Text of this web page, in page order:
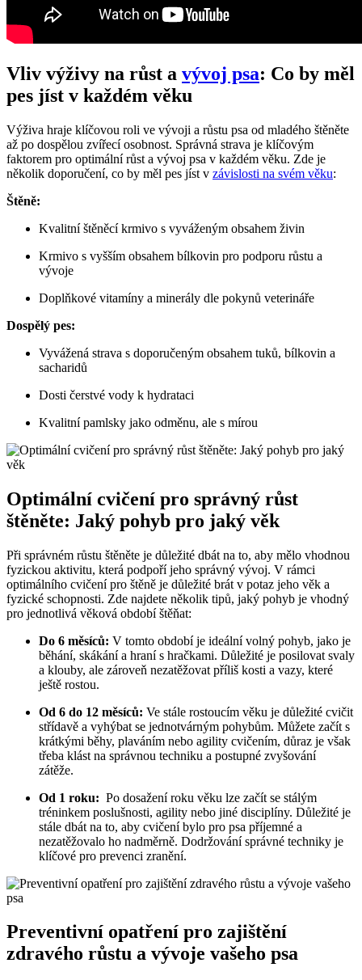
Vliv výživy na růst a ⁣ vývoj psa: Co by⁤ měl
pes jíst v ‌každém věku
Výživa hraje klíčovou⁢ roli ve ​vývoji a ⁢růstu psa od mladého štěněte
‍až ⁤po ‍dospělou zvířecí osobnost. Správná⁣ strava je ⁢klíčovým
faktorem pro optimální růst a vývoj psa v každém ⁣věku.⁢ Zde je
několik doporučení, co by‍ měl pes jíst v závislosti na svém věku:
Štěně:
Kvalitní štěněcí krmivo‍ s vyváženým‍ obsahem ‍živin
Krmivo s ‍vyšším⁤ obsahem bílkovin pro podporu ​růstu⁣ a
vývoje
Doplňkové vitamíny a minerály dle pokynů⁢ veterináře
Dospělý pes:
Vyvážená ‌strava s doporučeným ⁢obsahem tuků, bílkovin a
sacharidů
Dosti čerstvé vody k hydrataci
Kvalitní pamlsky jako odměnu, ale s mírou
Optimální cvičení pro správný růst
štěněte: Jaký pohyb pro⁤ jaký věk
Při ​správném růstu štěněte je ​důležité​ dbát na⁤ to, aby mělo vhodnou
fyzickou aktivitu, která ⁤podpoří jeho správný vývoj. ​V rámci
‍optimálního cvičení pro štěně je důležité brát v ‍potaz ⁢jeho věk a ​
fyzické schopnosti. Zde⁢ najdete ‌několik tipů,⁤ jaký⁣ pohyb je vhodný
pro jednotlivá⁤ věková období štěňat:
Do 6 měsíců: ‍V tomto období je ideální‌ volný ⁣pohyb, jako ‍je
běhání, skákání ⁢a ‍hraní s hračkami. Důležité ‌je posilovat⁤ svaly
a klouby,⁣ ale zároveň‌ nezatěžovat příliš ⁣kosti a vazy, které‌
ještě rostou.
Od 6 do 12 měsíců: Ve stále rostoucím věku je důležité cvičit
⁤střídavě a‌ vyhýbat⁣ se jednotvárným ⁢pohybům. Můžete ⁤začít s
‍krátkými ​běhy, plaváním nebo agility cvičením, důraz je ​však
‍třeba klást na ‌správnou techniku a ‌postupné zvyšování
zátěže.
Od 1⁤ roku: ‍ Po‍ dosažení roku věku lze začít se‍ stálým
tréninkem poslušnosti, agility nebo⁤ jiné ⁤disciplíny. Důležité je
stále dbát na to,⁢ aby cvičení bylo pro psa příjemné a
nezatěžovalo ho nadměrně.⁤ Dodržování správné techniky je
klíčové pro prevenci zranění.
Preventivní opatření pro ‌zajištění
zdravého ⁣růstu a vývoje vašeho psa